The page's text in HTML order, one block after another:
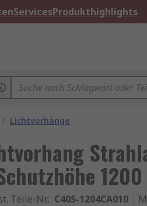
ServicesProdukthighlights
/ Lichtvorhänge
Teile-Nr.: C40S-1204CA010